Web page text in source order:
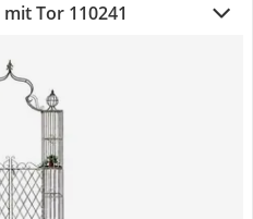
Tor 110241